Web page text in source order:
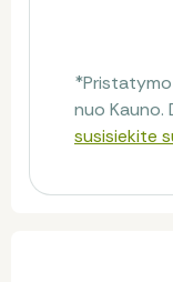
*Pristatymo
nuo Kauno.
susisiekite